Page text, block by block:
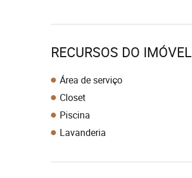
RECURSOS DO IMÓVEL
Área de serviço
Closet
Piscina
Lavanderia